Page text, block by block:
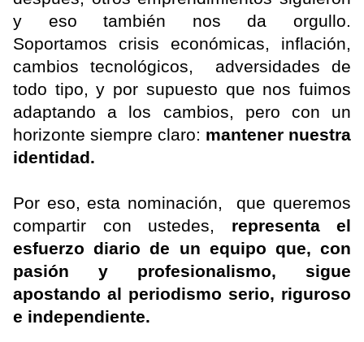
y eso también nos da orgullo.
Soportamos crisis económicas, inflación,
cambios tecnológicos, adversidades de
todo tipo, y por supuesto que nos fuimos
adaptando a los cambios, pero con un
horizonte siempre claro: mantener nuestra
identidad.
Por eso, esta nominación, que queremos
compartir con ustedes, representa el
esfuerzo diario de un equipo que, con
pasión y profesionalismo, sigue
apostando al periodismo serio, riguroso
e independiente.